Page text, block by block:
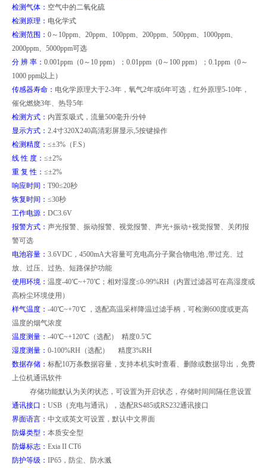
检测气体： 空气中的二氧化硫
检测原理： 电化学式
检测范围： 0～10ppm、20ppm、100ppm、200ppm、500ppm、1000ppm、
2000ppm、5000ppm可选
分 辨 率： 0.001ppm （0～10 ppm）；0.01ppm（0～100 ppm）；0.1ppm（0～
1000 ppm以上）
传感器寿命： 电化学原理大于2-3年，氧气2年或6年可选，红外原理5-10年，
催化燃烧3年、热导5年
检测方式： 内置泵吸式，流量500毫升/分钟
显示方式： 2.4寸320X240高清彩屏显示,5按键操作
检测精度： ≤±3%（F.S）
线 性 度： ≤±2%
重 复 性： ≤±2%
响应时间： T90≤20秒
恢复时间： ≤30秒
工作电源： DC3.6V
报警方式： 声光报警、振动报警、视觉报警、声光+振动+视觉报警、关闭报
警可选
电池容量： 3.6VDC ，4500mA大容量可充电高分子聚合物电池 ,带过充、过
放、过压、过热、短路保护功能
使用环境： 温度-40℃~+70℃；相对湿度≤0-99%RH（内置过滤器可在高湿度或
高粉尘环境使用）
样气温度： -40℃~+70℃ ，选配高温采样降温过滤手柄，可检测600度或更高
温度的烟气浓度
温度测量： -40℃~+120℃（选配） 精度0.5℃
湿度测量： 0-100%RH （选配） 精度3%RH
数据存储： 标配10万条数据容量，支持本机实时查看、删除或数据导出，免费
上位机通讯软件
存储功能默认为关闭状态，可设置为开启状态，存储时间间隔任意设置
通讯接口： USB （充电与通讯），选配RS485或RS232通讯接口
界面语言： 中文或英文可设置，默认中文界面
防爆类型： 本质安全型
防爆标志： Exia II CT6
防护等级： IP65 ，防尘、防水溅